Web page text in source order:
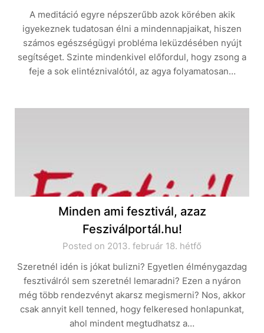
A meditáció egyre népszerűbb azok körében akik
igyekeznek tudatosan élni a mindennapjaikat, hiszen
számos egészségügyi probléma leküzdésében nyújt
segítséget. Szinte mindenkivel előfordul, hogy zsong a
feje a sok elintéznivalótól, az agya folyamatosan…
Minden ami fesztivál, azaz
Fesziválportál.hu!
Posted on 2013. február 18. hétfő
Szeretnél idén is jókat bulizni? Egyetlen élménygazdag
fesztiválról sem szeretnél lemaradni? Ezen a nyáron
még több rendezvényt akarsz megismerni? Nos, akkor
csak annyit kell tenned, hogy felkeresed honlapunkat,
ahol mindent megtudhatsz a…